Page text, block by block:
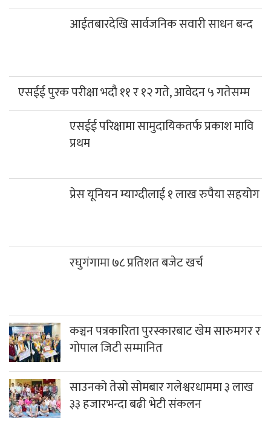
आईतबारदेखि सार्वजनिक सवारी साधन बन्द
एसईई पुरक परीक्षा भदौ ११ र १२ गते, आवेदन ५ गतेसम्म
एसईई परिक्षामा सामुदायिकतर्फ प्रकाश मावि
प्रथम
प्रेस यूनियन म्याग्दीलाई १ लाख रुपैया सहयोग
रघुगंगामा ७८ प्रतिशत बजेट खर्च
कञ्चन पत्रकारिता पुरस्कारबाट खेम सारुमगर र
गोपाल जिटी सम्मानित
साउनको तेस्रो सोमबार गलेश्वरधाममा ३ लाख
३३ हजारभन्दा बढी भेटी संकलन